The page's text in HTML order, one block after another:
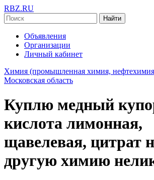
RBZ.RU
Найти
Объявления
Организации
Личный кабинет
Химия (промышленная химия,
Московская область
Куплю медный
кислота лимонная,
щавелевая, цитрат
другую химию